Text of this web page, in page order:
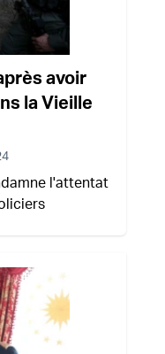
avoir
la Vieille
l'attentat